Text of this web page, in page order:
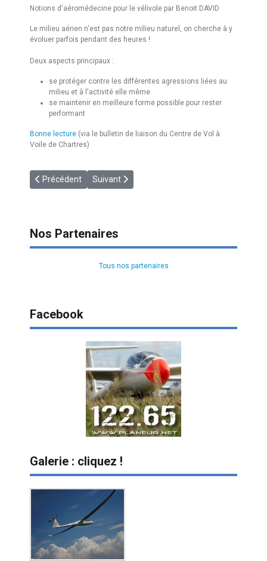
Notions d'aéromédecine pour le vélivole par Benoit DAVID
Le milieu aérien n'est pas notre milieu naturel, on cherche à y
évoluer parfois pendant des heures !
Deux aspects principaux :
se protéger contre les différentes agressions liées au
milieu et à l'activité elle même
se maintenir en meilleure forme possible pour rester
performant
Bonne lecture (via le bulletin de liaison du Centre de Vol à
Voile de Chartres)
Article précédent : [FCFVV] Le livre blanc
Précédent Article suivant : [LIVRE] L'aviation dans les
Suivant
Nos Partenaires
Tous nos partenaires
Facebook
Galerie : cliquez !